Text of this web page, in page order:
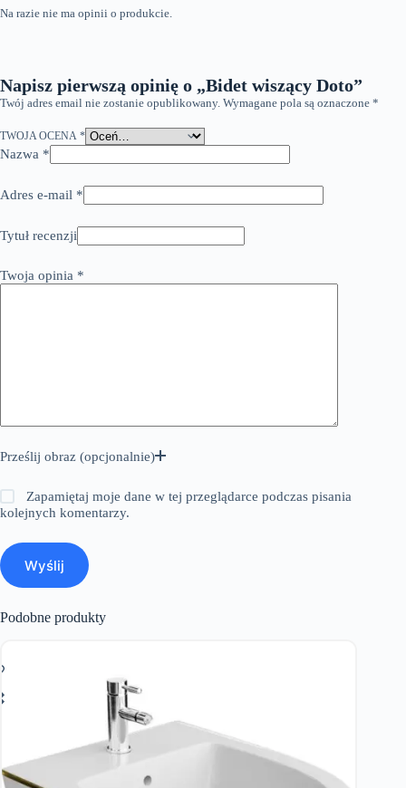
Na razie nie ma opinii o produkcie.
Napisz pierwszą opinię o „Bidet wiszący Doto”
Twój adres email nie zostanie opublikowany. Wymagane pola są oznaczone *
TWOJA OCENA *
Nazwa *
Adres e-mail *
Tytuł recenzji
Twoja opinia *
Prześlij obraz (opcjonalnie)
Zapamiętaj moje dane w tej przeglądarce podczas pisania
kolejnych komentarzy.
Wyślij
Podobne produkty